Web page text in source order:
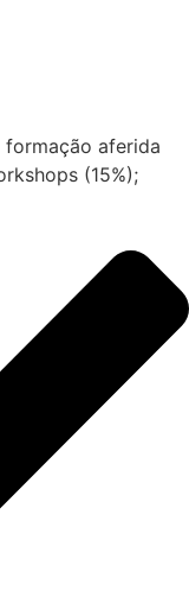
aferida
(15%);